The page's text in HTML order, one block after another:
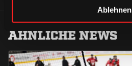
Ablehnen
ÄHNLICHE NEWS